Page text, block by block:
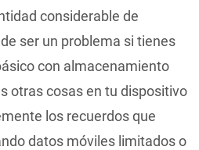
considerable de
ser un problema si tienes
con almacenamiento
otras cosas en tu dispositivo
los recuerdos que
datos móviles limitados o